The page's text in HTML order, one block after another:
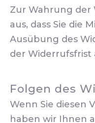
Zur Wahrung der
aus, dass Sie die
Ausübung des
der Widerrufsfrist
Folgen des
Wenn Sie diesen
haben wir Ihnen